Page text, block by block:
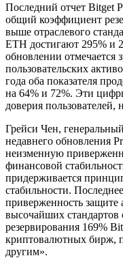
Последний отчет Bitget
общий коэффициент
выше отраслевого
ETH достигают 295% и
обновлении отмечается
пользовательских
года оба показателя
на 64% и 72%. Эти
доверия
Грейси Чен,
недавнего обновления
неизменную
финансовой
придерживается
стабильности.
приверженность защите
высочайших
резервирования 169%
криптовалютных бирж,
другим».